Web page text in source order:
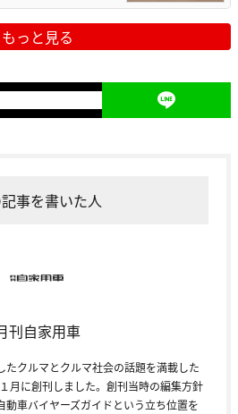
もっと見る
事を書いた人
刊自家用車
たクルマとクルマ社会の話題を満載した
月に創刊しました。創刊当時の編集方針
動車バイヤーズガイドという立ち位置を